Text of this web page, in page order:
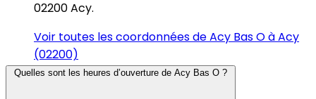
02200 Acy.
Voir toutes les coordonnées de Acy Bas O à Acy
(02200)
Quelles sont les heures d’ouverture de Acy Bas O ?